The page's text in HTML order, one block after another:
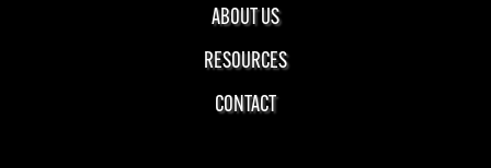
ABOUT US
RESOURCES
CONTACT